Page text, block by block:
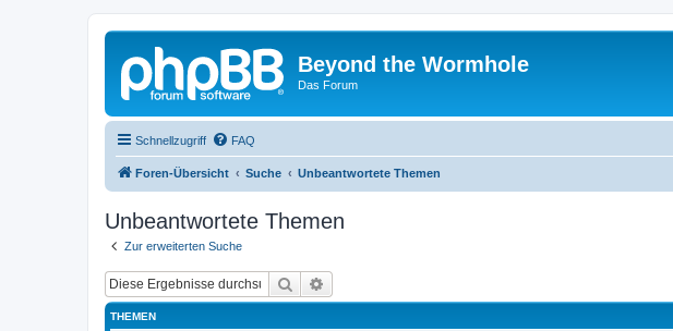
Beyond the Wormhole
Das Forum
Schnellzugriff FAQ
Foren-Übersicht Suche Unbeantwortete Themen
Unbeantwortete Themen
Zur erweiterten Suche
Suche
THEMEN